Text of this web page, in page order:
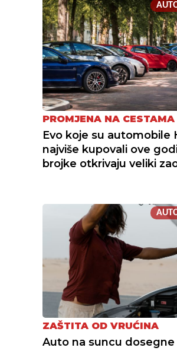
PROMJENA NA CESTAMA
Evo koje su automobile
najviše kupovali ove
brojke otkrivaju veliki
ZAŠTITA OD VRUĆINA
Auto na suncu dosegne